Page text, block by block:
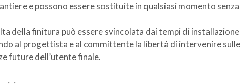
e possono essere sostituite in qualsiasi momento senza
della finitura può essere svincolata dai tempi di installazione
al progettista e al committente la libertà di intervenire sulle
future dell’utente finale.